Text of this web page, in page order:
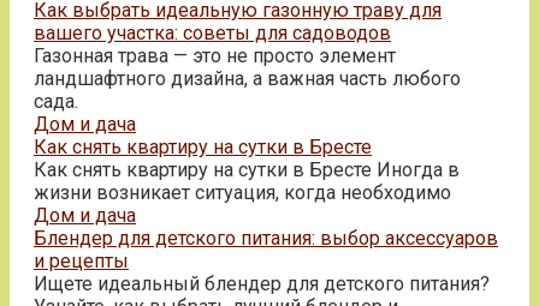
Как выбрать идеальную газонную траву для
вашего участка: советы для садоводов
Газонная трава — это не просто элемент
ландшафтного дизайна, а важная часть любого
сада.
Дом и дача
Как снять квартиру на сутки в Бресте
Как снять квартиру на сутки в Бресте Иногда в
жизни возникает ситуация, когда необходимо
Дом и дача
Блендер для детского питания: выбор аксессуаров
и рецепты
Ищете идеальный блендер для детского питания?